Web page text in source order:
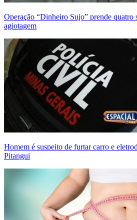
Operação “Dinheiro Sujo” prende quatro
agiotagem
Homem é suspeito de furtar carro e
Pitangui